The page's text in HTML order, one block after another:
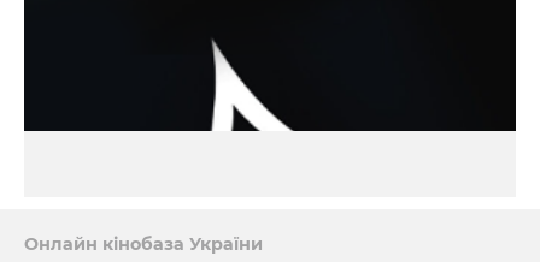
Онлайн кінобаза України